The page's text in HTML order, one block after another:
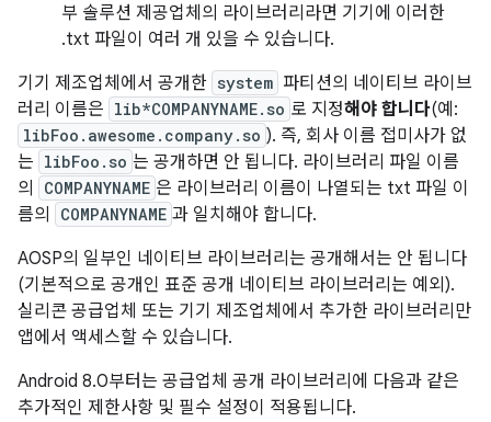
부 솔루션 제공업체의 라이브러리라면 기기에 이러한
.txt 파일이 여러 개 있을 수 있습니다.
기기 제조업체에서 공개한 system 파티션의 네이티브 라이브
러리 이름은 lib*COMPANYNAME.so 로 지정해야 합니다(예:
libFoo.awesome.company.so ). 즉, 회사 이름 접미사가 없
는 libFoo.so 는 공개하면 안 됩니다. 라이브러리 파일 이름
의
COMPANYNAME 은 라이브러리 이름이 나열되는 txt 파일 이
름의
COMPANYNAME 과 일치해야 합니다.
AOSP의 일부인 네이티브 라이브러리는 공개해서는 안 됩니다
(기본적으로 공개인 표준 공개 네이티브 라이브러리는 예외).
실리콘 공급업체 또는 기기 제조업체에서 추가한 라이브러리만
앱에서 액세스할 수 있습니다.
Android 8.0부터는 공급업체 공개 라이브러리에 다음과 같은
추가적인 제한사항 및 필수 설정이 적용됩니다.